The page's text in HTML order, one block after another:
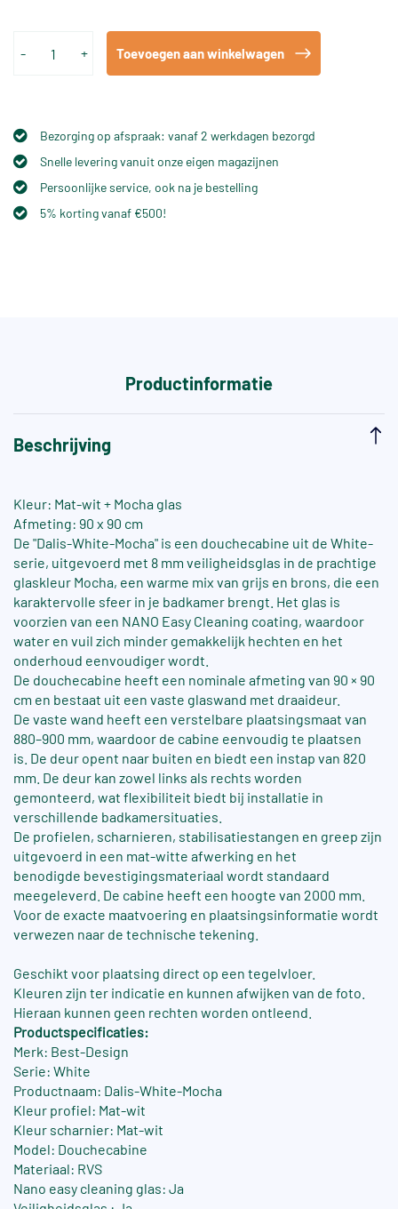
- + Toevoegen aan winkelwagen
Bezorging op afspraak: vanaf 2 werkdagen bezorgd
Snelle levering vanuit onze eigen magazijnen
Persoonlijke service, ook na je bestelling
5% korting vanaf €500!
Productinformatie
Beschrijving
Kleur: Mat-wit + Mocha glas
Afmeting: 90 x 90 cm
De "Dalis-White-Mocha" is een douchecabine uit de White-
serie, uitgevoerd met 8 mm veiligheidsglas in de prachtige
glaskleur Mocha, een warme mix van grijs en brons, die een
karaktervolle sfeer in je badkamer brengt. Het glas is
voorzien van een NANO Easy Cleaning coating, waardoor
water en vuil zich minder gemakkelijk hechten en het
onderhoud eenvoudiger wordt.
De douchecabine heeft een nominale afmeting van 90 × 90
cm en bestaat uit een vaste glaswand met draaideur.
De vaste wand heeft een verstelbare plaatsingsmaat van
880–900 mm, waardoor de cabine eenvoudig te plaatsen
is. De deur opent naar buiten en biedt een instap van 820
mm. De deur kan zowel links als rechts worden
gemonteerd, wat flexibiliteit biedt bij installatie in
verschillende badkamersituaties.
De profielen, scharnieren, stabilisatiestangen en greep zijn
uitgevoerd in een mat-witte afwerking en het
benodigde bevestigingsmateriaal wordt standaard
meegeleverd. De cabine heeft een hoogte van 2000 mm.
Voor de exacte maatvoering en plaatsingsinformatie wordt
verwezen naar de technische tekening.
Geschikt voor plaatsing direct op een tegelvloer.
Kleuren zijn ter indicatie en kunnen afwijken van de foto.
Hieraan kunnen geen rechten worden ontleend.
Productspecificaties:
Merk: Best-Design
Serie: White
Productnaam: Dalis-White-Mocha
Kleur profiel: Mat-wit
Kleur scharnier: Mat-wit
Model: Douchecabine
Materiaal: RVS
Nano easy cleaning glas: Ja